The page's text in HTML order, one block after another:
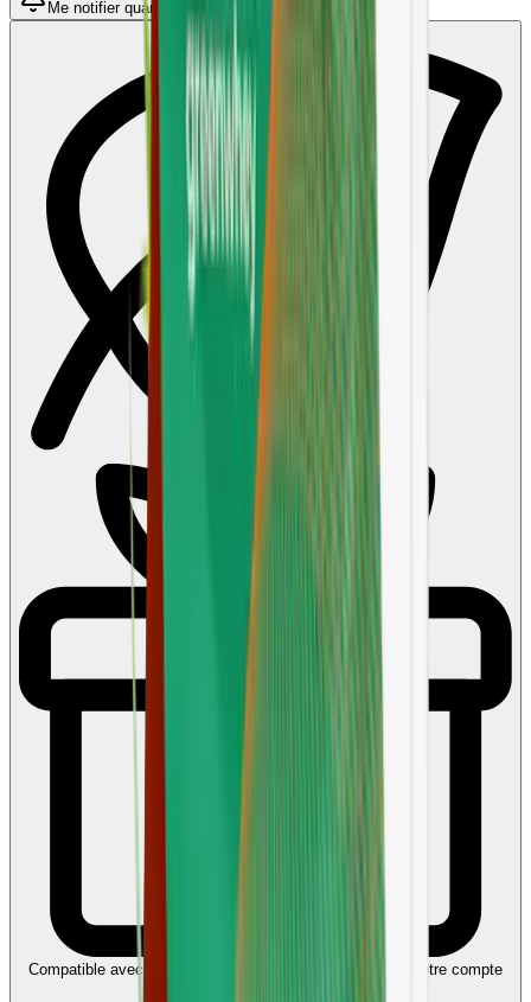
Me notifier quand disponible
Compatible avec Ecochèques et Chèques-cadeaux
Liez votre compte